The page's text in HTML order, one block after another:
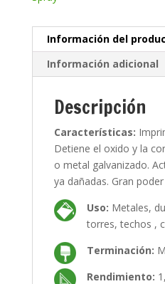
Información del
Información adicional
Descripción
Características:
Detiene el oxido y la
o metal galvanizado.
ya dañadas. Gran
Uso: Metales,
torres, techos ,
Terminación:
Rendimiento: